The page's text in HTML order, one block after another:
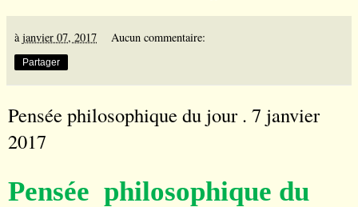
à janvier 07, 2017 Aucun commentaire:
Partager
Pensée philosophique du jour . 7 janvier
2017
Pensée philosophique du